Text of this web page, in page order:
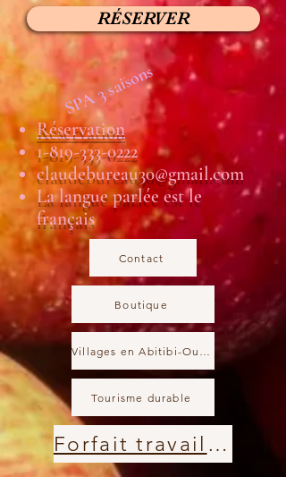
RÉSERVER
SPA 3 saisons
Réservation
1-819-333-0222
claudebureau30@gmail.com
La langue parlée est le
français
Contact
Boutique
Tourisme durable
Forfait travailleurs